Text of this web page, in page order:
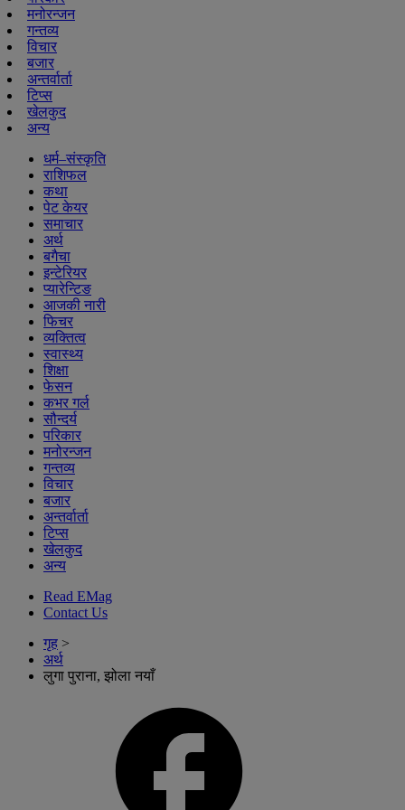
मनोरन्जन
गन्तव्य
विचार
बजार
अन्तर्वार्ता
टिप्स
खेलकुद
अन्य
धर्म–संस्कृति
राशिफल
कथा
पेट केयर
समाचार
अर्थ
बगैचा
इन्टेरियर
प्यारेन्टिङ
आजकी नारी
फिचर
व्यक्तित्व
स्वास्थ्य
शिक्षा
फेसन
कभर गर्ल
सौन्दर्य
परिकार
मनोरन्जन
गन्तव्य
विचार
बजार
अन्तर्वार्ता
टिप्स
खेलकुद
अन्य
Read EMag
Contact Us
गृह >
अर्थ
लुगा पुराना, झोला नयाँ